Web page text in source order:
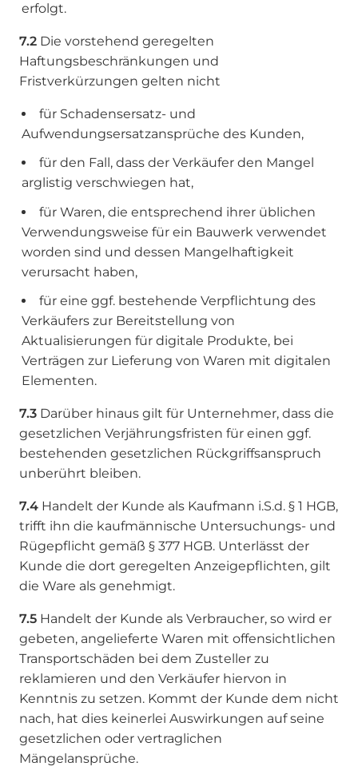
erfolgt.
7.2 Die vorstehend geregelten
Haftungsbeschränkungen und
Fristverkürzungen gelten nicht
für Schadensersatz- und
Aufwendungsersatzansprüche des Kunden,
für den Fall, dass der Verkäufer den Mangel
arglistig verschwiegen hat,
für Waren, die entsprechend ihrer üblichen
Verwendungsweise für ein Bauwerk verwendet
worden sind und dessen Mangelhaftigkeit
verursacht haben,
für eine ggf. bestehende Verpflichtung des
Verkäufers zur Bereitstellung von
Aktualisierungen für digitale Produkte, bei
Verträgen zur Lieferung von Waren mit digitalen
Elementen.
7.3 Darüber hinaus gilt für Unternehmer, dass die
gesetzlichen Verjährungsfristen für einen ggf.
bestehenden gesetzlichen Rückgriffsanspruch
unberührt bleiben.
7.4 Handelt der Kunde als Kaufmann i.S.d. § 1 HGB,
trifft ihn die kaufmännische Untersuchungs- und
Rügepflicht gemäß § 377 HGB. Unterlässt der
Kunde die dort geregelten Anzeigepflichten, gilt
die Ware als genehmigt.
7.5 Handelt der Kunde als Verbraucher, so wird er
gebeten, angelieferte Waren mit offensichtlichen
Transportschäden bei dem Zusteller zu
reklamieren und den Verkäufer hiervon in
Kenntnis zu setzen. Kommt der Kunde dem nicht
nach, hat dies keinerlei Auswirkungen auf seine
gesetzlichen oder vertraglichen
Mängelansprüche.